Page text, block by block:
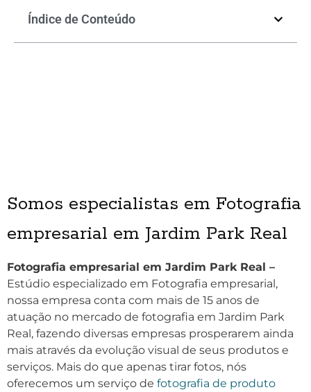
Índice de Conteúdo
Somos especialistas em Fotografia
empresarial em Jardim Park Real
Fotografia empresarial em Jardim Park Real –
Estúdio especializado em Fotografia empresarial,
nossa empresa conta com mais de 15 anos de
atuação no mercado de fotografia em Jardim Park
Real, fazendo diversas empresas prosperarem ainda
mais através da evolução visual de seus produtos e
serviços. Mais do que apenas tirar fotos, nós
oferecemos um serviço de fotografia de produto